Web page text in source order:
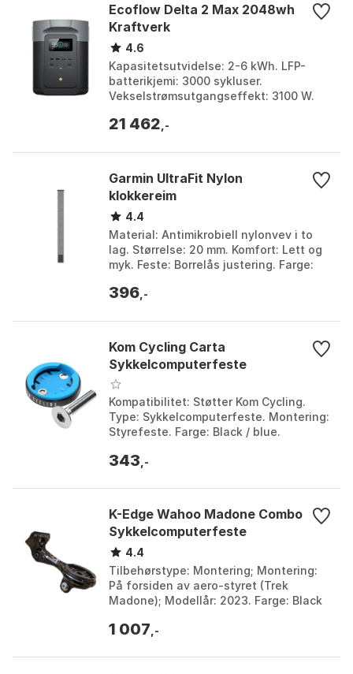
Ecoflow Delta 2 Max 2048wh
Kraftverk
4.6
Kapasitetsutvidelse: 2-6 kWh. LFP-
batterikjemi: 3000 sykluser.
Vekselstrømsutgangseffekt: 3100 W.
Størrelse: One Size.
21 462 ,-
Garmin UltraFit Nylon
klokkereim
4.4
Material: Antimikrobiell nylonvev i to
lag. Størrelse: 20 mm. Komfort: Lett og
myk. Feste: Borrelås justering. Farge:
1, ...
396 ,-
Kom Cycling Carta
Sykkelcomputerfeste
Kompatibilitet: Støtter Kom Cycling.
Type: Sykkelcomputerfeste. Montering:
Styrefeste. Farge: Black / blue.
343 ,-
K-Edge Wahoo Madone Combo
Sykkelcomputerfeste
4.4
Tilbehørstype: Montering; Montering:
På forsiden av aero-styret (Trek
Madone); Modellår: 2023. Farge: Black
1 007 ,-